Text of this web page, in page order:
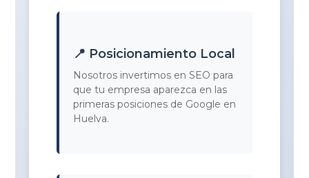
📍 Posicionamiento Local
Nosotros invertimos en SEO para
que tu empresa aparezca en las
primeras posiciones de Google en
Huelva.